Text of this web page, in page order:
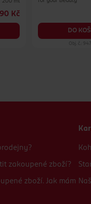
Kč
DO
Obj. č.:
zakoupené zboží?
zboží. Jak mám